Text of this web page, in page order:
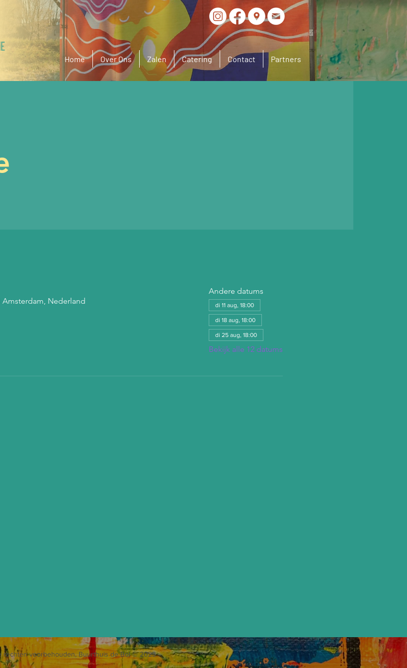
Home Over Ons Zalen Catering Contact Partners
Amsterdam, Nederland
Andere datums
di 11 aug, 18:00
di 18 aug, 18:00
di 25 aug, 18:00
Bekijk alle 12 datums
rechten voorbehouden, Buurthuis de Bol © 2023